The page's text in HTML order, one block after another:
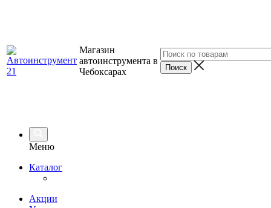
Магазин
автоинструмента в
Чебоксарах
Меню
Каталог
Акции